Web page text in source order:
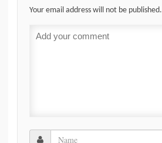
Your email address will not be published.